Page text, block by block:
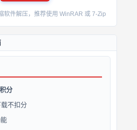
软件解压，推荐使用 WinRAR 或 7-Zip
分
不扣分